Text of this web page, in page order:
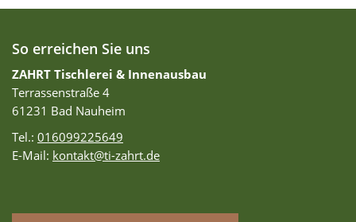
So erreichen Sie uns
ZAHRT Tischlerei & Innenausbau
Terrassenstraße 4
61231 Bad Nauheim
Tel.: 016099225649
E-Mail: kontakt@ti-zahrt.de